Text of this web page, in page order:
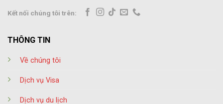
Kết nối chúng tôi trên:
THÔNG TIN
Về chúng tôi
Dịch vụ Visa
Dịch vụ du lịch